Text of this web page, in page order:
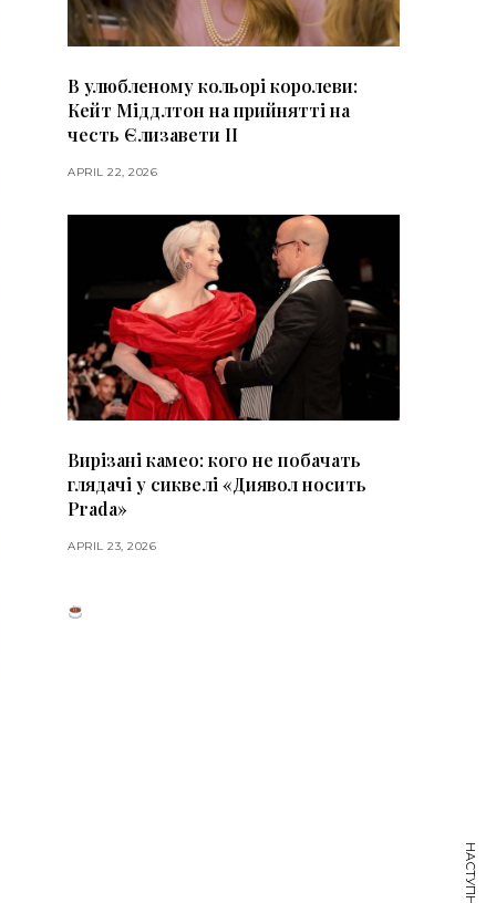
В улюбленому кольорі королеви:
Кейт Міддлтон на прийнятті на
честь Єлизавети II
APRIL 22, 2026
Вирізані камео: кого не побачать
глядачі у сиквелі «Диявол носить
Prada»
APRIL 23, 2026